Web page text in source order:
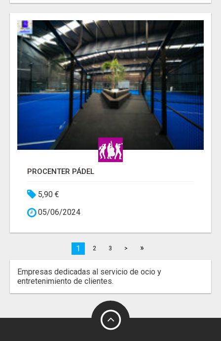
PROCENTER PÁDEL
5,90 €
05/06/2024
1 2 3 > »
Empresas dedicadas al servicio de ocio y
entretenimiento de clientes.